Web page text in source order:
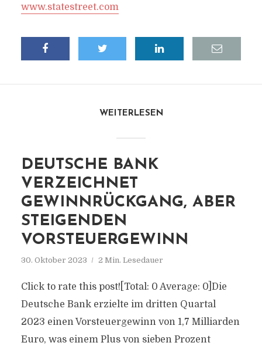
www.statestreet.com
WEITERLESEN
DEUTSCHE BANK
VERZEICHNET
GEWINNRÜCKGANG, ABER
STEIGENDEN
VORSTEUERGEWINN
30. Oktober 2023 2 Min. Lesedauer
Click to rate this post![Total: 0 Average: 0]Die
Deutsche Bank erzielte im dritten Quartal
2023 einen Vorsteuergewinn von 1,7 Milliarden
Euro, was einem Plus von sieben Prozent